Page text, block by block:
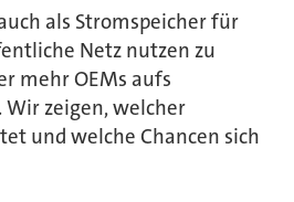
als Stromspeicher für
Netz nutzen zu
mehr OEMs aufs
zeigen, welcher
und welche Chancen sich